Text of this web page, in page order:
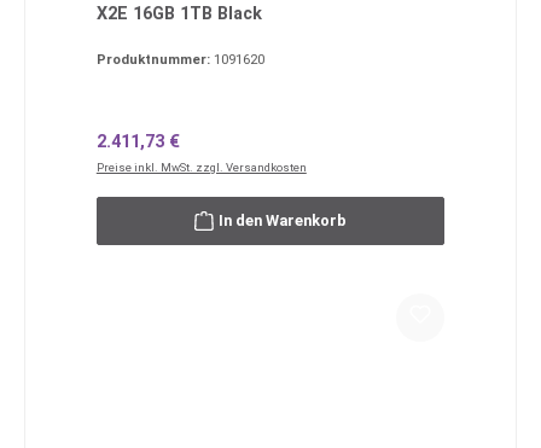
X2E 16GB 1TB Black
Produktnummer: 1091620
Regulärer Preis:
2.411,73 €
Preise inkl. MwSt. zzgl. Versandkosten
In den Warenkorb